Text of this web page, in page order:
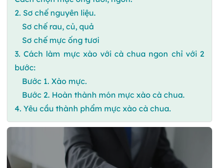
2. Sơ chế nguyên liệu.
Sơ chế rau, củ, quả
Sơ chế mực ống tươi
3. Cách làm mực xào với cà chua ngon chỉ với 2
bước:
Bước 1. Xào mực.
Bước 2. Hoàn thành món mực xào cà chua.
4. Yêu cầu thành phẩm mực xào cà chua.